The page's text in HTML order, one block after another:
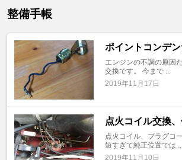
整備手帳
ポイントコンデ
エンジンの不調の原因
交換です。 今まで ...
2019年11月17日
点火コイル交換
点火コイル、プラグコ
短すぎて純正位置では
2019年11月10日